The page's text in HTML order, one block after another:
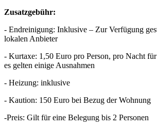
Zusatzgebühr:
- Endreinigung: Inklusive – Zur Verfügung
lokalen Anbieter
- Kurtaxe: 1,50 Euro pro Person, pro Nacht
es gelten einige Ausnahmen
- Heizung: inklusive
- Kaution: 150 Euro bei Bezug der Wohnung
-Preis: Gilt für eine Belegung bis 2 Personen